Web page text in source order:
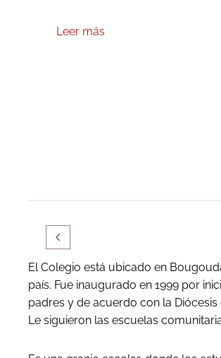
Leer más
El Colegio está ubicado en
país. Fue inaugurado en 1999 por
padres y de acuerdo con la Diócesis
Le siguieron las escuelas